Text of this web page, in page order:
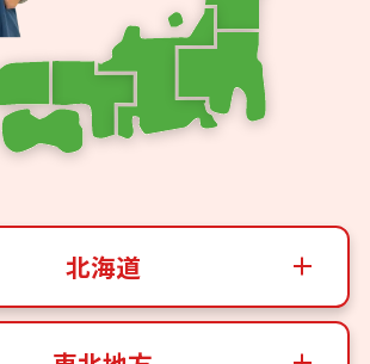
北海道